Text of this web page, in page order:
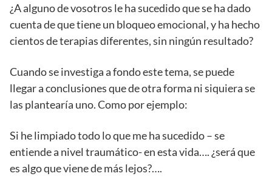
¿A alguno de vosotros le ha sucedido que se ha dado
cuenta de que tiene un bloqueo emocional, y ha hecho
cientos de terapias diferentes, sin ningún resultado?
Cuando se investiga a fondo este tema, se puede
llegar a conclusiones que de otra forma ni siquiera se
las plantearía uno. Como por ejemplo:
Si he limpiado todo lo que me ha sucedido – se
entiende a nivel traumático- en esta vida…. ¿será que
es algo que viene de más lejos?….